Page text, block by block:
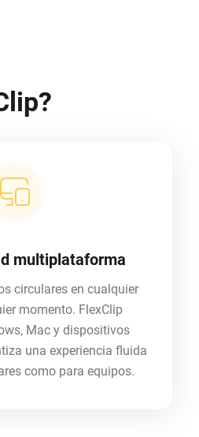
multiplataforma
circulares en cualquier
momento. FlexClip
Mac y dispositivos
una experiencia fluida
como para equipos.